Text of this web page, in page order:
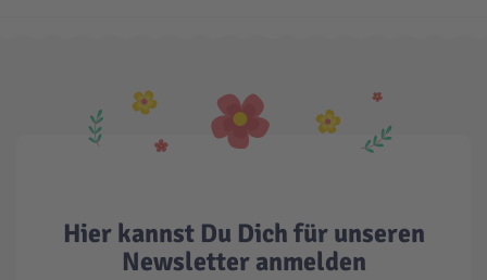
Hier kannst Du Dich für unseren
Newsletter anmelden